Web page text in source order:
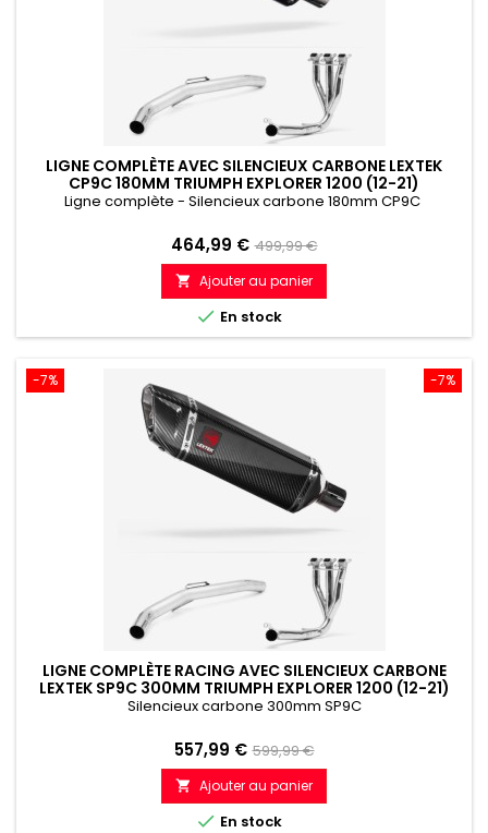
LIGNE COMPLÈTE AVEC SILENCIEUX CARBONE LEXTEK
CP9C 180MM TRIUMPH EXPLORER 1200 (12-21)
Ligne complète - Silencieux carbone 180mm CP9C
Prix
464,99 € Prix
de
référence
499,99 €
 Ajouter au panier
 En stock
-7%
-7%
LIGNE COMPLÈTE RACING AVEC SILENCIEUX CARBONE
LEXTEK SP9C 300MM TRIUMPH EXPLORER 1200 (12-21)
Silencieux carbone 300mm SP9C
Prix
557,99 € Prix
de
référence
599,99 €
 Ajouter au panier
 En stock